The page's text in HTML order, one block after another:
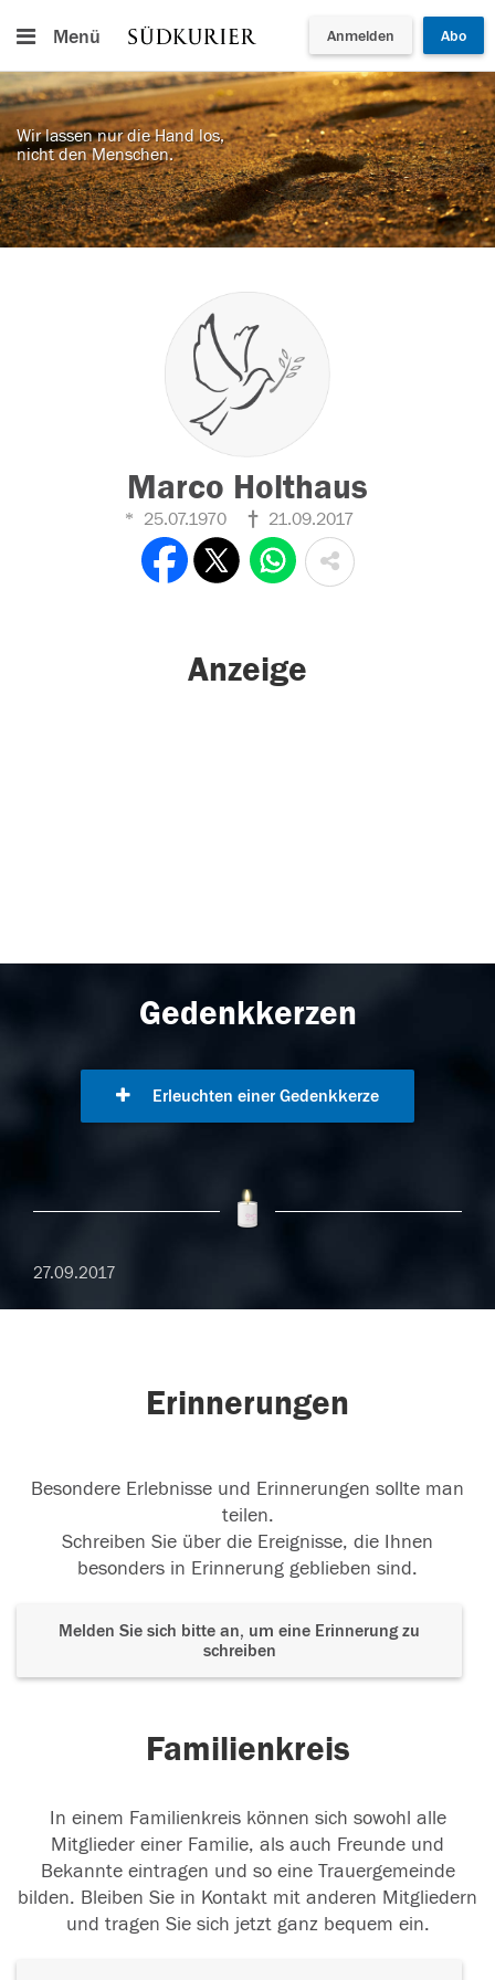
Menü Anmelden Abo
Wir lassen nur die Hand los,
nicht den Menschen.
Marco Holthaus
25.07.1970 21.09.2017
Anzeige
Gedenkkerzen
Erleuchten einer Gedenkkerze
27.09.2017
Erinnerungen
Besondere Erlebnisse und Erinnerungen sollte man
teilen.
Schreiben Sie über die Ereignisse, die Ihnen
besonders in Erinnerung geblieben sind.
Melden Sie sich bitte an, um eine Erinnerung zu
schreiben
Familienkreis
In einem Familienkreis können sich sowohl alle
Mitglieder einer Familie, als auch Freunde und
Bekannte eintragen und so eine Trauergemeinde
bilden. Bleiben Sie in Kontakt mit anderen Mitgliedern
und tragen Sie sich jetzt ganz bequem ein.